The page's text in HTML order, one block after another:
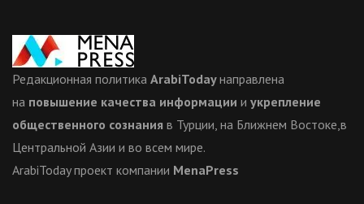
Редакционная политика ArabiTodayнаправлена
на повышение качества информации и укрепление
общественного сознания в Турции, на Ближнем Востоке,в
Центральной Азии и во всем мире.
ArabiToday проект компании MenaPress